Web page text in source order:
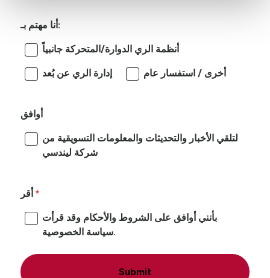
أنا مهتم بـ:
أنظمة الري الدوارة/المتحركة جانبياً
إدارة الري عن بُعد أخرى / استفسار عام
أوافق
لتلقي الأخبار والتحديثات والمعلومات التسويقية من
شركة ليندسي
أقر
بأنني أوافق على الشروط والأحكام وقد قرأت
سياسة الخصوصية.
Submit